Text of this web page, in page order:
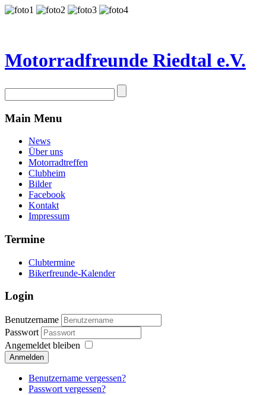
Motorradfreunde Riedtal e.V.
Main Menu
News
Über uns
Motorradtreffen
Clubheim
Bilder
Facebook
Kontakt
Impressum
Termine
Clubtermine
Bikerfreunde-Kalender
Login
Benutzername
Passwort
Angemeldet bleiben
Anmelden
Benutzername vergessen?
Passwort vergessen?